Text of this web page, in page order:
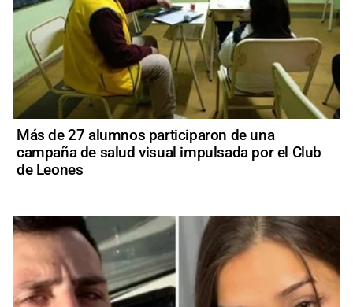
Más de 27 alumnos participaron de una
campaña de salud visual impulsada por el Club
de Leones